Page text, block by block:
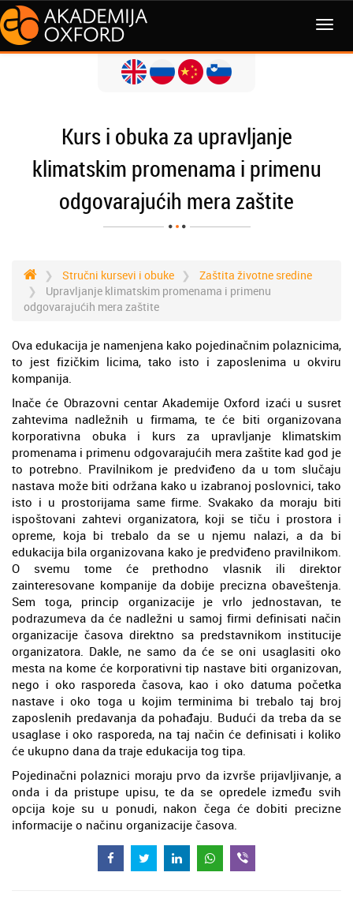
Kurs i obuka za upravljanje
klimatskim promenama i primenu
odgovarajućih mera zaštite
Stručni kursevi i obuke
Zaštita životne sredine
Upravljanje klimatskim promenama i primenu
odgovarajućih mera zaštite
Ova edukacija je namenjena kako pojedinačnim polaznicima,
to jest fizičkim licima, tako isto i zaposlenima u okviru
kompanija.
Inače će Obrazovni centar Akademije Oxford izaći u susret
zahtevima nadležnih u firmama, te će biti organizovana
korporativna obuka i kurs za upravljanje klimatskim
promenama i primenu odgovarajućih mera zaštite kad god je
to potrebno. Pravilnikom je predviđeno da u tom slučaju
nastava može biti održana kako u izabranoj poslovnici, tako
isto i u prostorijama same firme. Svakako da moraju biti
ispoštovani zahtevi organizatora, koji se tiču i prostora i
opreme, koja bi trebalo da se u njemu nalazi, a da bi
edukacija bila organizovana kako je predviđeno pravilnikom.
O svemu tome će prethodno vlasnik ili direktor
zainteresovane kompanije da dobije precizna obaveštenja.
Sem toga, princip organizacije je vrlo jednostavan, te
podrazumeva da će nadležni u samoj firmi definisati način
organizacije časova direktno sa predstavnikom institucije
organizatora. Dakle, ne samo da će se oni usaglasiti oko
mesta na kome će korporativni tip nastave biti organizovan,
nego i oko rasporeda časova, kao i oko datuma početka
nastave i oko toga u kojim terminima bi trebalo taj broj
zaposlenih predavanja da pohađaju. Budući da treba da se
usaglase i oko rasporeda, na taj način će definisati i koliko
će ukupno dana da traje edukacija tog tipa.
Pojedinačni polaznici moraju prvo da izvrše prijavljivanje, a
onda i da pristupe upisu, te da se opredele između svih
opcija koje su u ponudi, nakon čega će dobiti precizne
informacije o načinu organizacije časova.